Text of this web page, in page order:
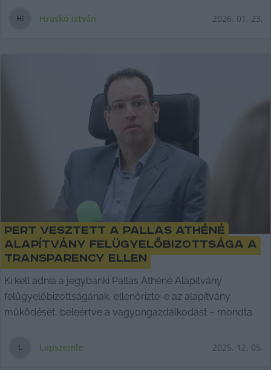
HI Hraskó István 2026. 01. 23.
Pert vesztett a Pallas Athéné
alapítvány felügyelőbizottsága a
Transparency ellen
Ki kell adnia a jegybanki Pallas Athéné Alapítvány
felügyelőbizottságának, ellenőrizte-e az alapítvány
működését, beleértve a vagyongazdálkodást – mondta
L Lapszemle 2025. 12. 05.